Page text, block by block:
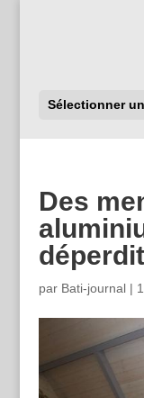
Sélectionner
Des
par Bati-journal|